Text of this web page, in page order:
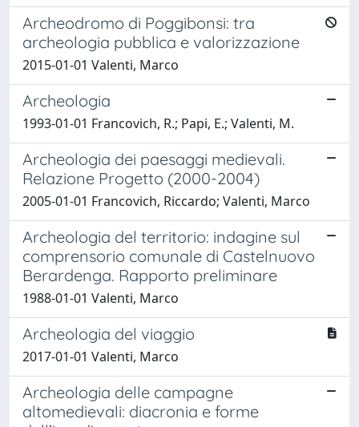
Archeodromo di Poggibonsi: tra
archeologia pubblica e valorizzazione
2015-01-01 Valenti, Marco
Archeologia
1993-01-01 Francovich, R.; Papi, E.; Valenti, M.
Archeologia dei paesaggi medievali.
Relazione Progetto (2000-2004)
2005-01-01 Francovich, Riccardo; Valenti, Marco
Archeologia del territorio: indagine sul
comprensorio comunale di Castelnuovo
Berardenga. Rapporto preliminare
1988-01-01 Valenti, Marco
Archeologia del viaggio
2017-01-01 Valenti, Marco
Archeologia delle campagne
altomedievali: diacronia e forme